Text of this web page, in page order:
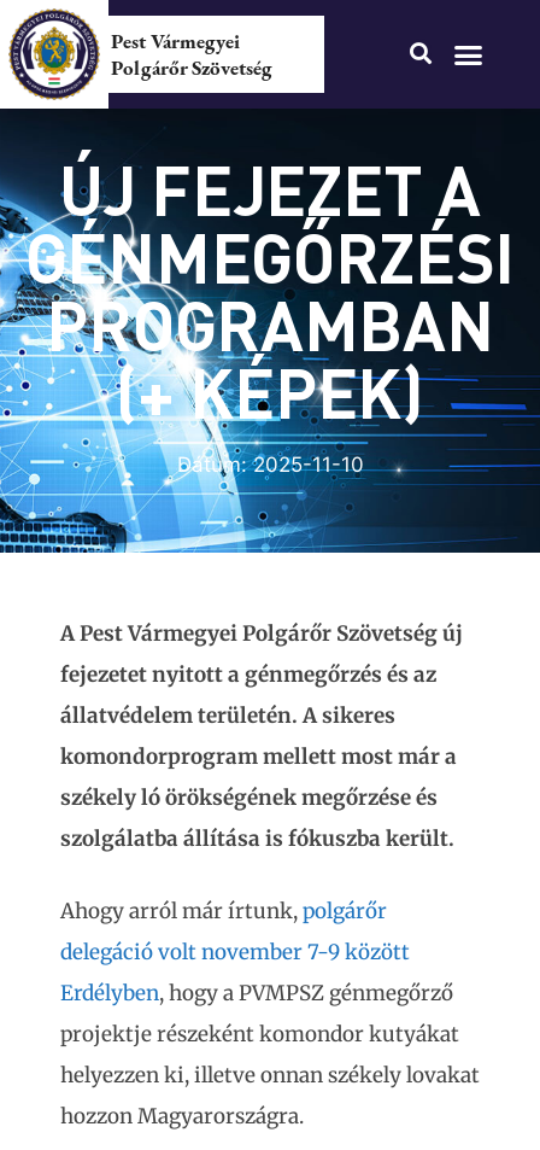
Pest Vármegyei
Polgárőr Szövetség
ÚJ FEJEZET A
GÉNMEGŐRZÉSI
PROGRAMBAN
(+ KÉPEK)
Dátum:2025-11-10
A Pest Vármegyei Polgárőr Szövetség új
fejezetet nyitott a génmegőrzés és az
állatvédelem területén. A sikeres
komondorprogram mellett most már a
székely ló örökségének megőrzése és
szolgálatba állítása is fókuszba került.
Ahogy arról már írtunk,polgárőr
delegáció volt november 7-9 között
Erdélyben, hogy a PVMPSZ génmegőrző
projektje részeként komondor kutyákat
helyezzen ki, illetve onnan székely lovakat
hozzon Magyarországra.